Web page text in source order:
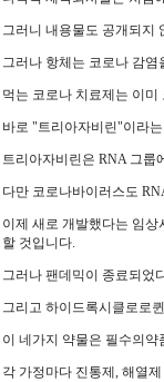
그러니 내용물도 공개되지
그러나 항체는 코로나 감
먹는 코로나 치료제는 이
바로 "트리아자비린"이라
트리아자비린은 RNA 그룹
다만 코로나바이러스도
이제 새로 개발했다는 임
할 것입니다.
그러나 팬데믹이 종료되었
그리고 하이드록시클로로
이 네가지 약물은 필수의약
각 가정마다 진통제, 해열